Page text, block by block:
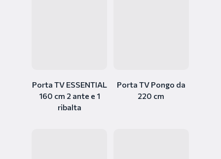
Porta TV ESSENTIAL
160 cm 2 ante e 1
ribalta
Porta TV Pongo da
220 cm